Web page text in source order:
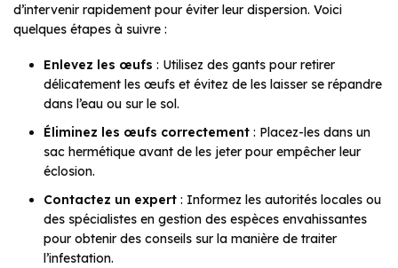
d’intervenir rapidement pour éviter leur dispersion. Voici
quelques étapes à suivre :
Enlevez les œufs : Utilisez des gants pour retirer
délicatement les œufs et évitez de les laisser se répandre
dans l’eau ou sur le sol.
Éliminez les œufs correctement : Placez-les dans un
sac hermétique avant de les jeter pour empêcher leur
éclosion.
Contactez un expert : Informez les autorités locales ou
des spécialistes en gestion des espèces envahissantes
pour obtenir des conseils sur la manière de traiter
l’infestation.